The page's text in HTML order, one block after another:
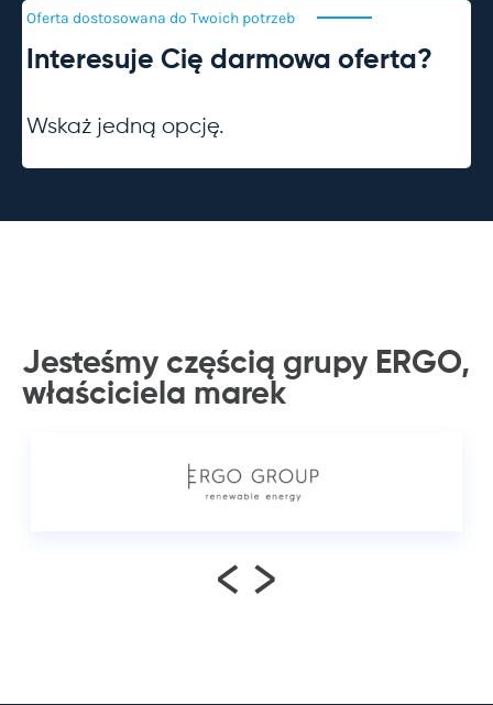
Oferta dostosowana do Twoich potrzeb
Interesuje Cię darmowa oferta?
Wskaż jedną opcję.
Jesteśmy częścią grupy ERGO,
właściciela marek
< >